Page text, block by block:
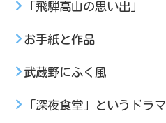
「飛騨高山の思い出」
お手紙と作品
武蔵野にふく風
「深夜食堂」というドラマ